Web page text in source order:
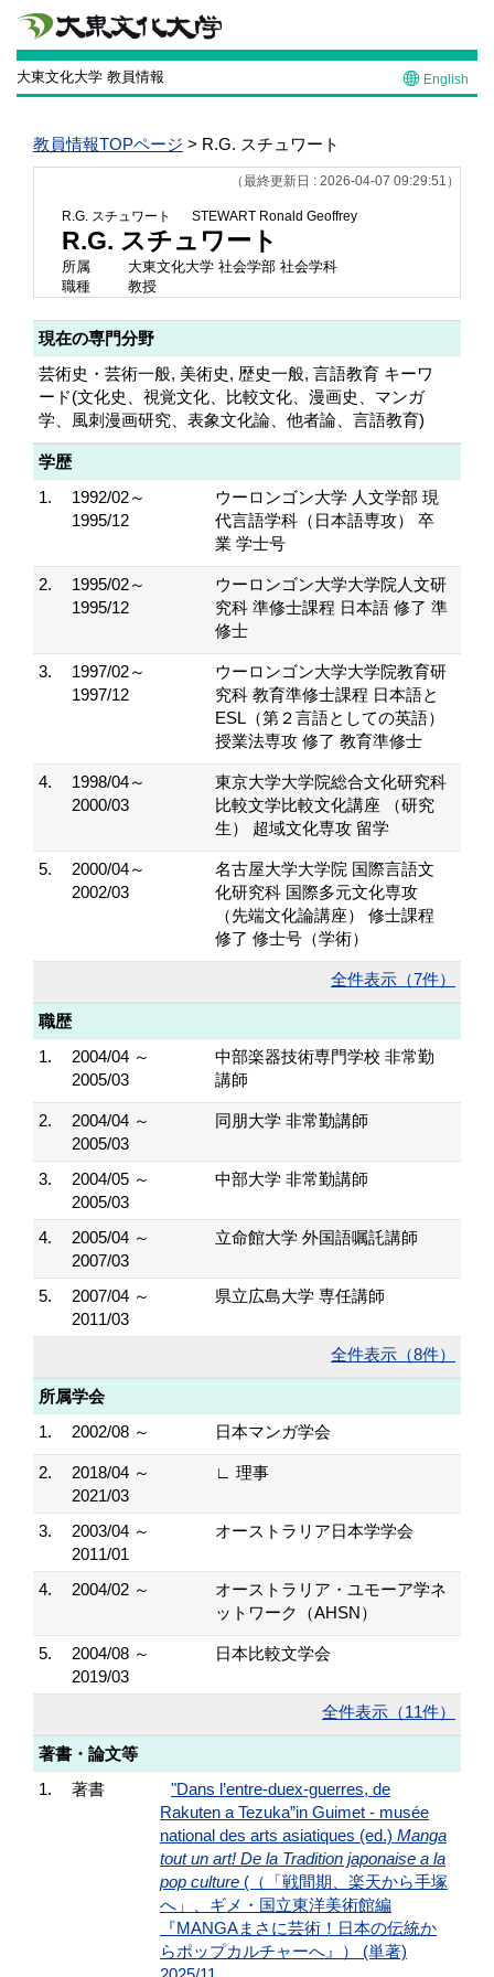
大東文化大学 教員情報 English
教員情報TOPページ > R.G. スチュワート
（最終更新日 : 2026-04-07 09:29:51）
R.G. スチュワート STEWART Ronald Geoffrey
R.G. スチュワート
所属
大東文化大学 社会学部 社会学科
職種
教授
現在の専門分野
芸術史・芸術一般, 美術史, 歴史一般, 言語教育 キーワ
ード(文化史、視覚文化、比較文化、漫画史、マンガ
学、風刺漫画研究、表象文化論、他者論、言語教育)
学歴
1.
1992/02～
1995/12
ウーロンゴン大学 人文学部 現
代言語学科（日本語専攻） 卒
業 学士号
2.
1995/02～
1995/12
ウーロンゴン大学大学院人文研
究科 準修士課程 日本語 修了 準
修士
3.
1997/02～
1997/12
ウーロンゴン大学大学院教育研
究科 教育準修士課程 日本語と
ESL（第２言語としての英語）
授業法専攻 修了 教育準修士
4.
1998/04～
2000/03
東京大学大学院総合文化研究科
比較文学比較文化講座 （研究
生） 超域文化専攻 留学
5.
2000/04～
2002/03
名古屋大学大学院 国際言語文
化研究科 国際多元文化専攻
（先端文化論講座） 修士課程
修了 修士号（学術）
全件表示（7件）
職歴
1.
2004/04 ～
2005/03
中部楽器技術専門学校 非常勤
講師
2.
2004/04 ～
2005/03
同朋大学 非常勤講師
3.
2004/05 ～
2005/03
中部大学 非常勤講師
4.
2005/04 ～
2007/03
立命館大学 外国語嘱託講師
5.
2007/04 ～
2011/03
県立広島大学 専任講師
全件表示（8件）
所属学会
1.
2002/08 ～ 日本マンガ学会
2.
2018/04 ～
2021/03
∟ 理事
3.
2003/04 ～
2011/01
オーストラリア日本学学会
4. 2004/02 ～
オーストラリア・ユモーア学ネ
ットワーク（AHSN）
5.
2004/08 ～
2019/03
日本比較文学会
全件表示（11件）
著書・論文等
1.
著書
"Dans l’entre-duex-guerres, de
Rakuten a Tezuka”in Guimet - musée
national des arts asiatiques (ed.) Manga
tout un art! De la Tradition japonaise a la
pop culture (（「戦間期、楽天から手塚
へ」、ギメ・国立東洋美術館編
『MANGAまさに芸術！日本の伝統か
らポップカルチャーへ』） (単著)